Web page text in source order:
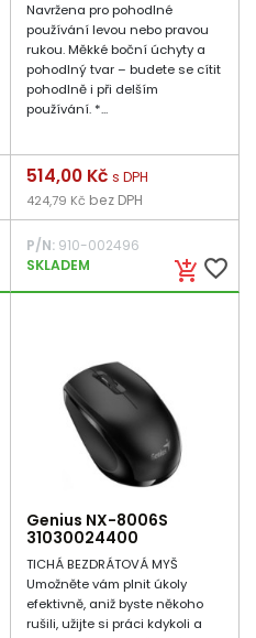
Navržena pro pohodlné
používání levou nebo pravou
rukou. Měkké boční úchyty a
pohodlný tvar – budete se cítit
pohodlně i při delším
používání. *...
add_shopping_cart favorite_border
Cena
514,00 Kč s DPH
424,79 Kč bez DPH
P/N:910-002496
SKLADEM
Genius NX-8006S
31030024400
TICHÁ BEZDRÁTOVÁ MYŠ
Umožněte vám plnit úkoly
efektivně, aniž byste někoho
rušili, užijte si práci kdykoli a